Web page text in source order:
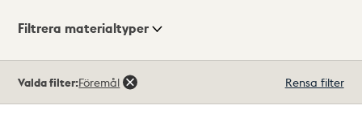
Visningsläge
Filtrera materialtyper
träffar
Valda filter:Föremål Rensa filter